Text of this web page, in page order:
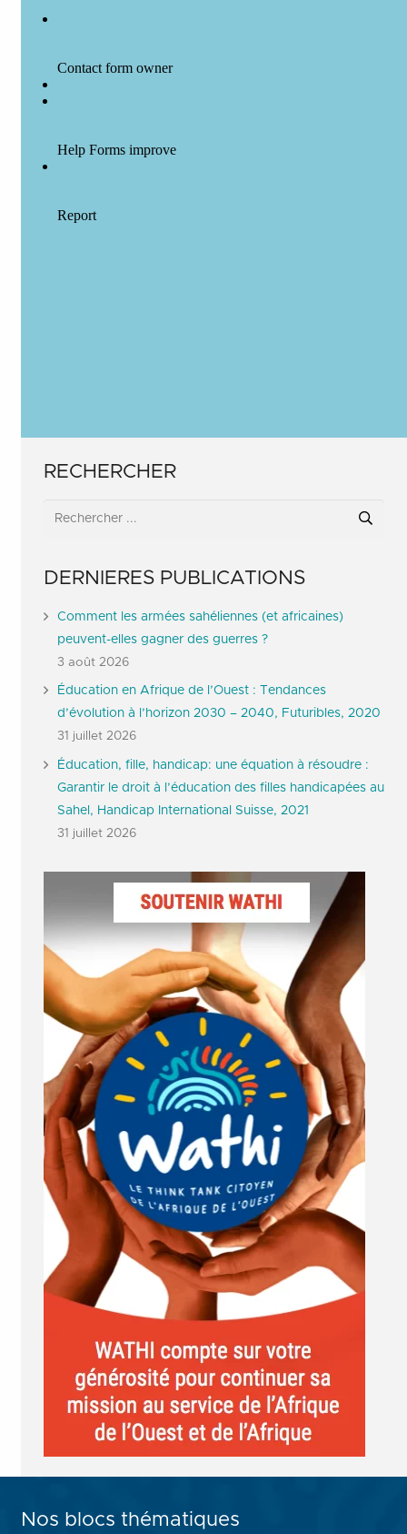
RECHERCHER
DERNIERES PUBLICATIONS
Comment les armées sahéliennes (et africaines)
peuvent-elles gagner des guerres ?
3 août 2026
Éducation en Afrique de l’Ouest : Tendances
d’évolution à l’horizon 2030 – 2040, Futuribles, 2020
31 juillet 2026
Éducation, fille, handicap: une équation à résoudre :
Garantir le droit à l’éducation des filles handicapées au
Sahel, Handicap International Suisse, 2021
31 juillet 2026
Nos blocs thématiques